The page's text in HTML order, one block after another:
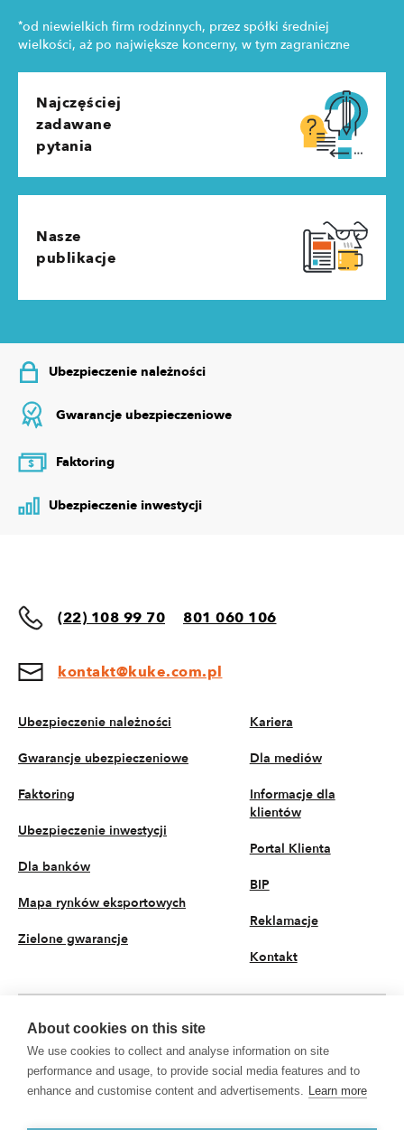
*od niewielkich firm rodzinnych, przez spółki średniej
wielkości, aż po największe koncerny, w tym zagraniczne
Najczęściej
zadawane
pytania
Nasze
publikacje
Ubezpieczenie należności
Gwarancje ubezpieczeniowe
$ Faktoring
Ubezpieczenie inwestycji
(22) 108 99 70 801 060 106
kontakt@kuke.com.pl
Ubezpieczenie należności
Gwarancje ubezpieczeniowe
Faktoring
Ubezpieczenie inwestycji
Dla banków
Mapa rynków eksportowych
Zielone gwarancje
Kariera
Dla mediów
Informacje dla
klientów
Portal Klienta
BIP
Reklamacje
Kontakt
© 2026 KUKE S.A. Wszystkie prawa zastrzeżone
Polityka prywatności
Przetwarzanie danych osobowych
PL
About cookies on this site
We use cookies to collect and analyse information on site
performance and usage, to provide social media features and to
enhance and customise content and advertisements. Learn more